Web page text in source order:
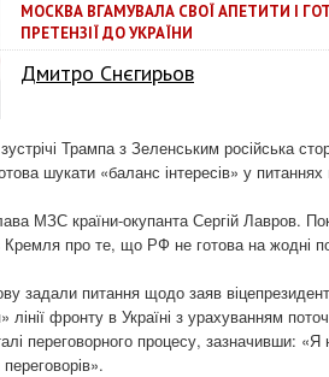
МОСКВА ВГАМУВАЛА СВОЇ АПЕТИТИ І
ПРЕТЕНЗІЇ ДО УКРАЇНИ
Дмитро Снєгирьов
Трампа з Зеленським російська
шукати «баланс інтересів» у
МЗС країни-окупанта Сергій Лавров.
Кремля про те, що РФ не готова на жодні
задали питання щодо заяв
фронту в Україні з урахуванням
переговорного процесу, зазначивши: